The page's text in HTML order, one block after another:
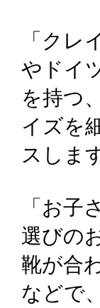
「ク
やドイ
を持つ
イズを
スしま
「お
選びの
靴が合
などで